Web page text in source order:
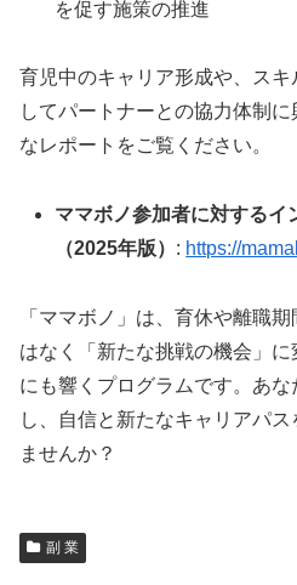
を促す施策の推進
育児中のキャリア形成や、ス
してパートナーとの協力体制
なレポートをご覧ください。
ママボノ参加者に対するイ
（2025年版） : https://
「ママボノ」は、育休や離職
はなく「新たな挑戦の機会」
にも響くプログラムです。あ
し、自信と新たなキャリアパ
ませんか？
副 業